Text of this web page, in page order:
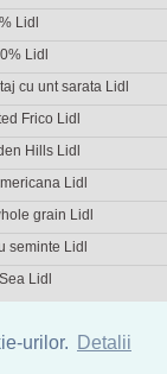
urilor. Detalii
Lidl
Lidl
cu unt sarata Lidl
Frico Lidl
Hills Lidl
Lidl
grain Lidl
seminte Lidl
Lidl
|IMC